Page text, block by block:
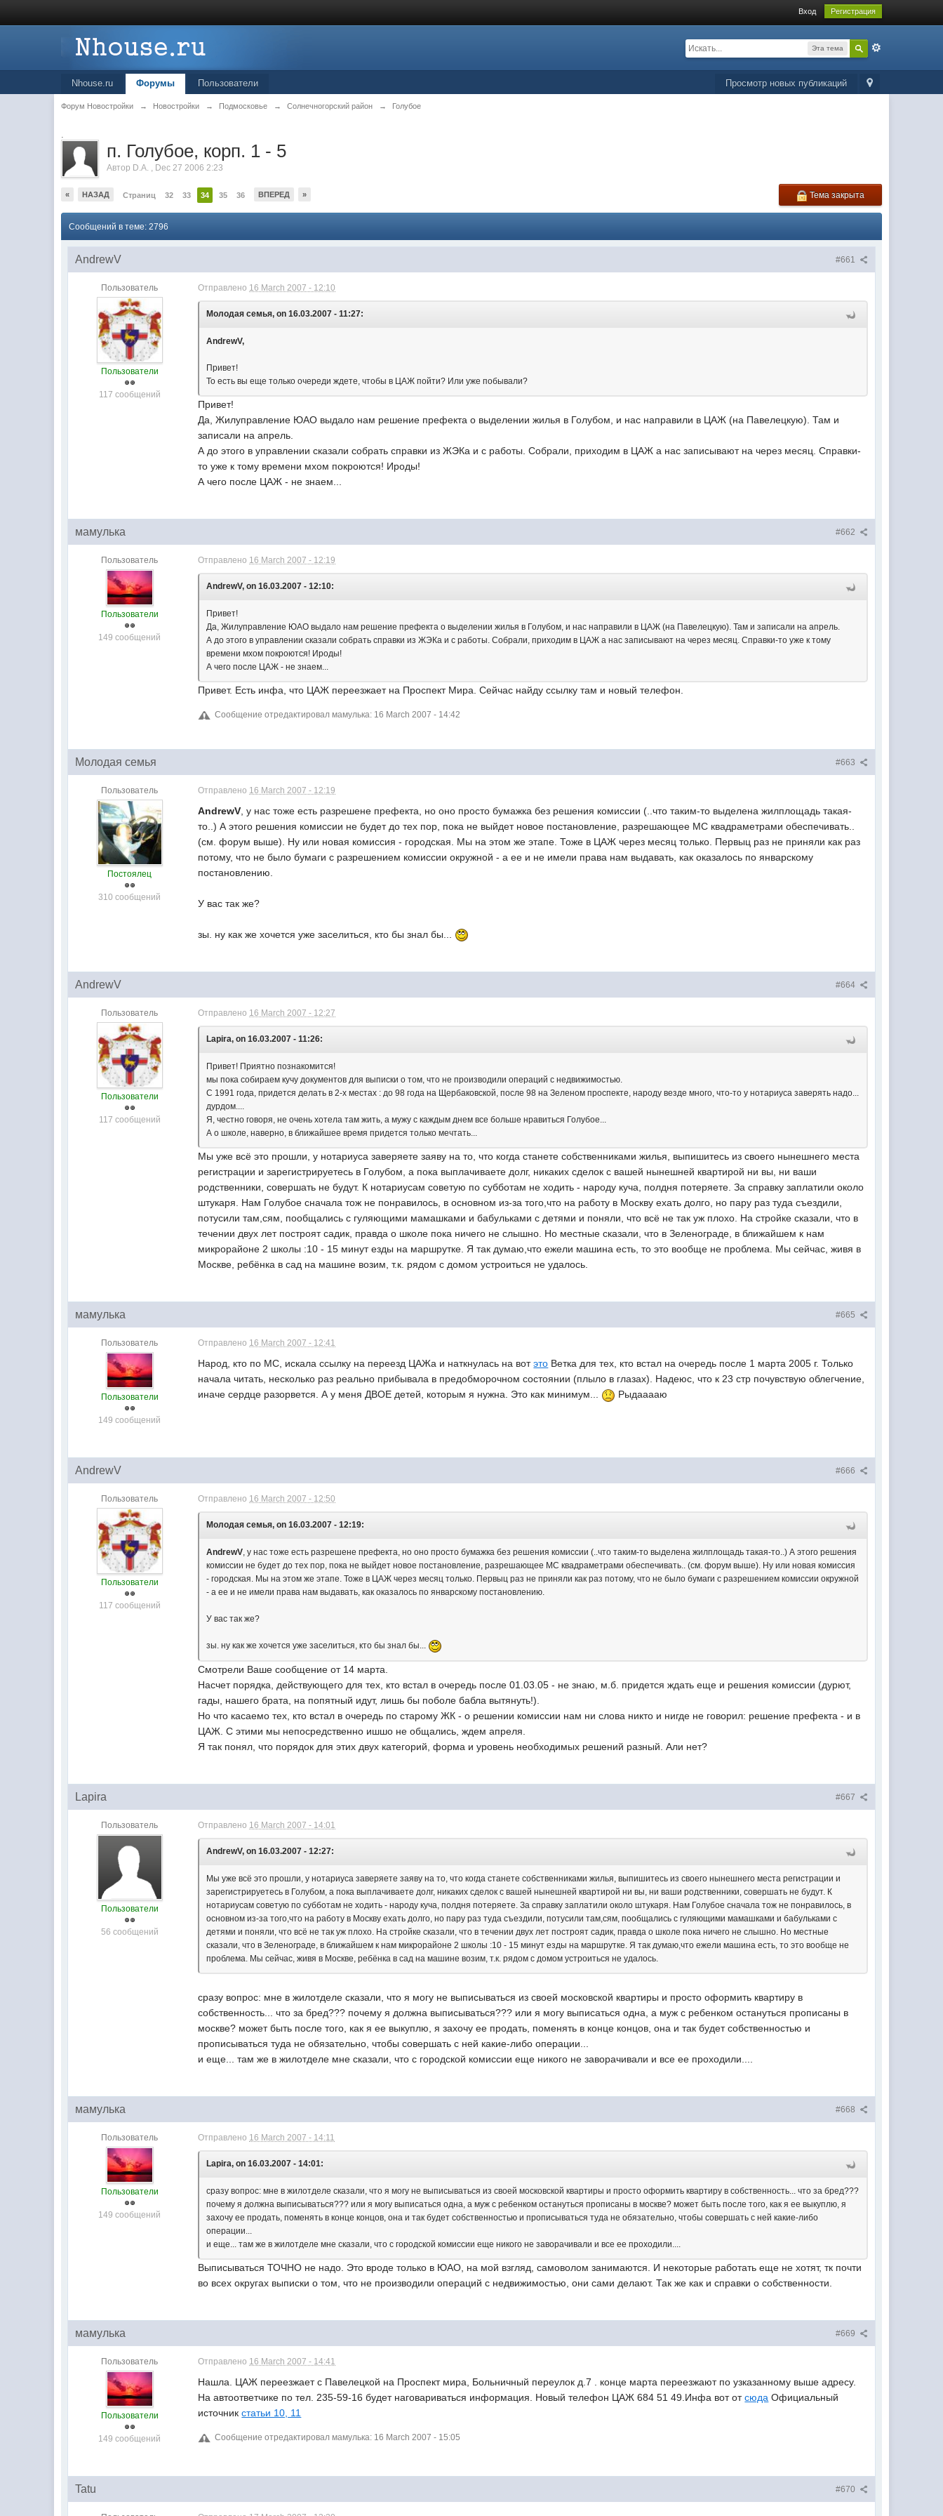
Вход Регистрация
Эта тема
Просмотр новых публикаций
Nhouse.ru Форумы Пользователи
Форум Новостройки → Новостройки → Подмосковье → Солнечногорский район → Голубое
.
п. Голубое, корп. 1 - 5
Автор D.A. , Dec 27 2006 2:23
« НАЗАД Страниц 32 33 34 35 36 ВПЕРЕД » Тема закрыта
Сообщений в теме: 2796
#661
AndrewV
Пользователь
Пользователи
117 сообщений
Отправлено 16 March 2007 - 12:10
Молодая семья, on 16.03.2007 - 11:27:
AndrewV,
Привет!
То есть вы еще только очереди ждете, чтобы в ЦАЖ пойти? Или уже побывали?
Привет!
Да, Жилуправление ЮАО выдало нам решение префекта о выделении жилья в Голубом, и нас направили в ЦАЖ (на Павелецкую). Там и
записали на апрель.
А до этого в управлении сказали собрать справки из ЖЭКа и с работы. Собрали, приходим в ЦАЖ а нас записывают на через месяц. Справки-
то уже к тому времени мхом покроются! Ироды!
А чего после ЦАЖ - не знаем...
#662
мамулька
Пользователь
Пользователи
149 сообщений
Отправлено 16 March 2007 - 12:19
AndrewV, on 16.03.2007 - 12:10:
Привет!
Да, Жилуправление ЮАО выдало нам решение префекта о выделении жилья в Голубом, и нас направили в ЦАЖ (на Павелецкую). Там и записали на апрель.
А до этого в управлении сказали собрать справки из ЖЭКа и с работы. Собрали, приходим в ЦАЖ а нас записывают на через месяц. Справки-то уже к тому
времени мхом покроются! Ироды!
А чего после ЦАЖ - не знаем...
Привет. Есть инфа, что ЦАЖ переезжает на Проспект Мира. Сейчас найду ссылку там и новый телефон.
Сообщение отредактировал мамулька: 16 March 2007 - 14:42
#663
Молодая семья
Пользователь
Постоялец
310 сообщений
Отправлено 16 March 2007 - 12:19
AndrewV , у нас тоже есть разрешене префекта, но оно просто бумажка без решения комиссии (..что таким-то выделена жилплощадь такая-
то..) А этого решения комиссии не будет до тех пор, пока не выйдет новое постановление, разрешающее МС квадраметрами обеспечивать..
(см. форум выше). Ну или новая комиссия - городская. Мы на этом же этапе. Тоже в ЦАЖ через месяц только. Первыц раз не приняли как раз
потому, что не было бумаги с разрешением комиссии окружной - а ее и не имели права нам выдавать, как оказалось по январскому
постановлению.
У вас так же?
зы. ну как же хочется уже заселиться, кто бы знал бы...
#664
AndrewV
Пользователь
Пользователи
117 сообщений
Отправлено 16 March 2007 - 12:27
Lapira, on 16.03.2007 - 11:26:
Привет! Приятно познакомится!
мы пока собираем кучу документов для выписки о том, что не производили операций с недвижимостью.
С 1991 года, придется делать в 2-х местах : до 98 года на Щербаковской, после 98 на Зеленом проспекте, народу везде много, что-то у нотариуса заверять надо...
дурдом....
Я, честно говоря, не очень хотела там жить, а мужу с каждым днем все больше нравиться Голубое...
А о школе, наверно, в ближайшее время придется только мечтать...
Мы уже всё это прошли, у нотариуса заверяете заяву на то, что когда станете собственниками жилья, выпишитесь из своего нынешнего места
регистрации и зарегистрируетесь в Голубом, а пока выплачиваете долг, никаких сделок с вашей нынешней квартирой ни вы, ни ваши
родственники, совершать не будут. К нотариусам советую по субботам не ходить - народу куча, полдня потеряете. За справку заплатили около
штукаря. Нам Голубое сначала тож не понравилось, в основном из-за того,что на работу в Москву ехать долго, но пару раз туда съездили,
потусили там,сям, пообщались с гуляющими мамашками и бабульками с детями и поняли, что всё не так уж плохо. На стройке сказали, что в
течении двух лет построят садик, правда о школе пока ничего не слышно. Но местные сказали, что в Зеленограде, в ближайшем к нам
микрорайоне 2 школы :10 - 15 минут езды на маршрутке. Я так думаю,что ежели машина есть, то это вообще не проблема. Мы сейчас, живя в
Москве, ребёнка в сад на машине возим, т.к. рядом с домом устроиться не удалось.
#665
мамулька
Пользователь
Пользователи
149 сообщений
Отправлено 16 March 2007 - 12:41
Народ, кто по МС, искала ссылку на переезд ЦАЖа и наткнулась на вотэто Ветка для тех, кто встал на очередь после 1 марта 2005 г. Только
начала читать, несколько раз реально прибывала в предобморочном состоянии (плыло в глазах). Надеюс, что к 23 стр почувствую облегчение,
иначе сердце разорвется. А у меня ДВОЕ детей, которым я нужна. Это как минимум...
Рыдааааю
#666
AndrewV
Пользователь
Пользователи
117 сообщений
Отправлено 16 March 2007 - 12:50
Молодая семья, on 16.03.2007 - 12:19:
AndrewV, у нас тоже есть разрешене префекта, но оно просто бумажка без решения комиссии (..что таким-то выделена жилплощадь такая-то..) А этого решения
комиссии не будет до тех пор, пока не выйдет новое постановление, разрешающее МС квадраметрами обеспечивать.. (см. форум выше). Ну или новая комиссия
- городская. Мы на этом же этапе. Тоже в ЦАЖ через месяц только. Первыц раз не приняли как раз потому, что не было бумаги с разрешением комиссии окружной
- а ее и не имели права нам выдавать, как оказалось по январскому постановлению.
У вас так же?
зы. ну как же хочется уже заселиться, кто бы знал бы...
Смотрели Ваше сообщение от 14 марта.
Насчет порядка, действующего для тех, кто встал в очередь после 01.03.05 - не знаю, м.б. придется ждать еще и решения комиссии (дурют,
гады, нашего брата, на попятный идут, лишь бы поболе бабла вытянуть!).
Но что касаемо тех, кто встал в очередь по старому ЖК - о решении комиссии нам ни слова никто и нигде не говорил: решение префекта - и в
ЦАЖ. С этими мы непосредственно ишшо не общались, ждем апреля.
Я так понял, что порядок для этих двух категорий, форма и уровень необходимых решений разный. Али нет?
#667
Lapira
Пользователь
Пользователи
56 сообщений
Отправлено 16 March 2007 - 14:01
AndrewV, on 16.03.2007 - 12:27:
Мы уже всё это прошли, у нотариуса заверяете заяву на то, что когда станете собственниками жилья, выпишитесь из своего нынешнего места регистрации и
зарегистрируетесь в Голубом, а пока выплачиваете долг, никаких сделок с вашей нынешней квартирой ни вы, ни ваши родственники, совершать не будут. К
нотариусам советую по субботам не ходить - народу куча, полдня потеряете. За справку заплатили около штукаря. Нам Голубое сначала тож не понравилось, в
основном из-за того,что на работу в Москву ехать долго, но пару раз туда съездили, потусили там,сям, пообщались с гуляющими мамашками и бабульками с
детями и поняли, что всё не так уж плохо. На стройке сказали, что в течении двух лет построят садик, правда о школе пока ничего не слышно. Но местные
сказали, что в Зеленограде, в ближайшем к нам микрорайоне 2 школы :10 - 15 минут езды на маршрутке. Я так думаю,что ежели машина есть, то это вообще не
проблема. Мы сейчас, живя в Москве, ребёнка в сад на машине возим, т.к. рядом с домом устроиться не удалось.
сразу вопрос: мне в жилотделе сказали, что я могу не выписываться из своей московской квартиры и просто оформить квартиру в
собственность... что за бред??? почему я должна выписываться??? или я могу выписаться одна, а муж с ребенком остануться прописаны в
москве? может быть после того, как я ее выкуплю, я захочу ее продать, поменять в конце концов, она и так будет собственностью и
прописываться туда не обязательно, чтобы совершать с ней какие-либо операции...
и еще... там же в жилотделе мне сказали, что с городской комиссии еще никого не заворачивали и все ее проходили....
#668
мамулька
Пользователь
Пользователи
149 сообщений
Отправлено 16 March 2007 - 14:11
Lapira, on 16.03.2007 - 14:01:
сразу вопрос: мне в жилотделе сказали, что я могу не выписываться из своей московской квартиры и просто оформить квартиру в собственность... что за бред???
почему я должна выписываться??? или я могу выписаться одна, а муж с ребенком остануться прописаны в москве? может быть после того, как я ее выкуплю, я
захочу ее продать, поменять в конце концов, она и так будет собственностью и прописываться туда не обязательно, чтобы совершать с ней какие-либо
операции...
и еще... там же в жилотделе мне сказали, что с городской комиссии еще никого не заворачивали и все ее проходили....
Выписываться ТОЧНО не надо. Это вроде только в ЮАО, на мой взгляд, самоволом занимаются. И некоторые работать еще не хотят, тк почти
во всех округах выписки о том, что не производили операций с недвижимостью, они сами делают. Так же как и справки о собственности.
#669
мамулька
Пользователь
Пользователи
149 сообщений
Отправлено 16 March 2007 - 14:41
Нашла. ЦАЖ переезжает с Павелецкой на Проспект мира, Больничный переулок д.7 . конце марта переезжают по узказанному выше адресу.
На автоответчике по тел. 235-59-16 будет наговариваться информация. Новый телефон ЦАЖ 684 51 49.Инфа вот отсюда Официальный
источникстатьи 10, 11
Сообщение отредактировал мамулька: 16 March 2007 - 15:05
#670
Tatu